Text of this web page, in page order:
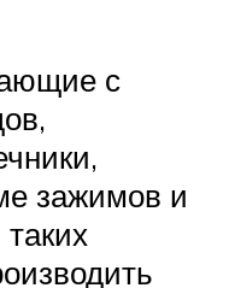
с
зажимов и